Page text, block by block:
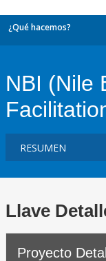
¿Qué hacemos?
NBI (Nile
Llave
Proyecto